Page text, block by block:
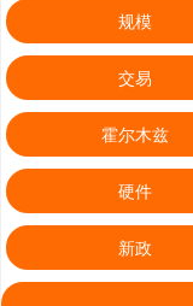
规模
交易
霍尔木兹
硬件
新政